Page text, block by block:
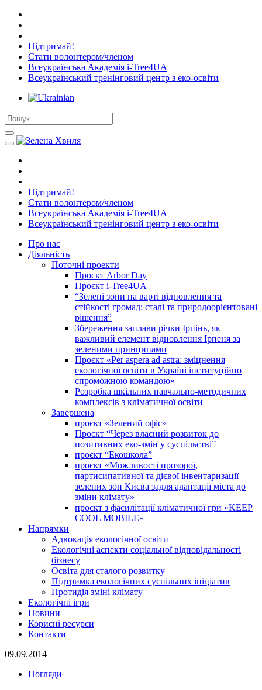
Підтримай!
Стати волонтером/членом
Всеукраїнська Академія i-Tree4UA
Всеукраїнський тренінговий центр з еко-освіти
Підтримай!
Стати волонтером/членом
Всеукраїнська Академія i-Tree4UA
Всеукраїнський тренінговий центр з еко-освіти
Про нас
Діяльність
Поточні проекти
Проєкт Arbor Day
Проєкт i-Tree4UA
“Зелені зони на варті відновлення та
стійкості громад: cталі та природоорієнтовані
рішення”
Збереження заплави річки Ірпінь, як
важливий елемент відновлення Ірпеня за
зеленими принципами
Проєкт «Per aspera ad astra: зміцнення
екологічної освіти в Україні інституційно
спроможною командою»
Розробка шкільних навчально-методичних
комплексів з кліматичної освіти
Завершена
проєкт «Зелений офіс»
Проєкт “Через власний розвиток до
позитивних еко-змін у суспільстві”
проєкт “Екошкола”
проєкт «Можливості прозорої,
партисипативної та дієвої інвентаризації
зелених зон Києва задля адаптації міста до
зміни клімату»
проєкт з фасилітації кліматичної гри «KEEP
COOL MOBILE»
Напрямки
Адвокація екологічної освіти
Екологічні аспекти соціальної відповідальності
бізнесу
Освіта для сталого розвитку
Підтримка екологічних суспільних ініціатив
Протидія зміні клімату
Екологічні ігри
Новини
Корисні ресурси
Контакти
09.09.2014
Погляди